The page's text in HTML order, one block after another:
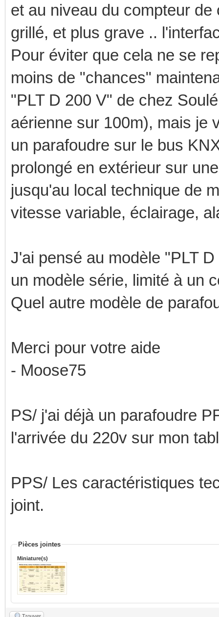
et au niveau du compteur
grillé, et plus grave ..
Pour éviter que cela ne se
moins de "chances"
"PLT D 200 V" de chez
aérienne sur 100m), mais je
un parafoudre sur le bus
prolongé en extérieur sur
jusqu'au local technique de
vitesse variable, éclairage,
J'ai pensé au modèle "PLT
un modèle série, limité à un
Quel autre modèle de
Merci pour votre aide
- Moose75
PS/ j'ai déjà un parafoudre
l'arrivée du 220v sur mon
PPS/ Les caractéristiques
joint.
Pièces jointes
Miniature(s)